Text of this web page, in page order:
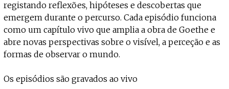
registando reflexões, hipóteses e descobertas que
emergem durante o percurso. Cada episódio funciona
como um capítulo vivo que amplia a obra de Goethe e
abre novas perspectivas sobre o visível, a perceção e as
formas de observar o mundo.
Os episódios são gravados ao vivo